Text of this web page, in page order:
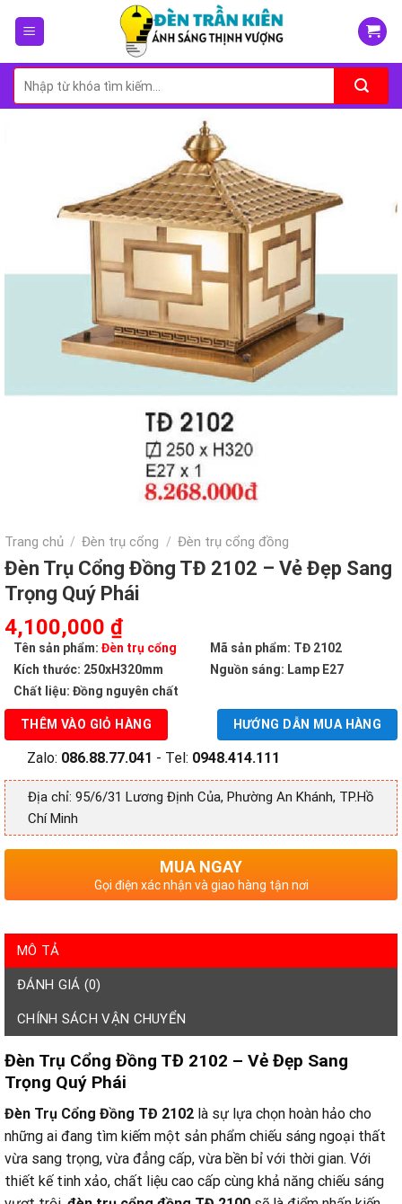
Tìm
kiếm:
Trang chủ / Đèn trụ cổng / Đèn trụ cổng đồng
Đèn Trụ Cổng Đồng TĐ 2102 – Vẻ Đẹp Sang
Trọng Quý Phái
Giá
gốc
là:
8,268,000 ₫.
4,100,000 ₫Giá
hiện
tại
là:
4,100,000 ₫.
Tên sản phẩm: Đèn trụ cổng
Mã sản phẩm: TĐ 2102
Kích thước: 250xH320mm
Nguồn sáng: Lamp E27
Chất liệu: Đồng nguyên chất
HƯỚNG DẪN MUA HÀNG
THÊM VÀO GIỎ HÀNG
Zalo: 086.88.77.041 - Tel: 0948.414.111
Địa chỉ: 95/6/31 Lương Định Của, Phường An Khánh, TP.Hồ
Chí Minh
MUA NGAY
Gọi điện xác nhận và giao hàng tận nơi
MÔ TẢ
ĐÁNH GIÁ (0)
CHÍNH SÁCH VẬN CHUYỂN
Đèn Trụ Cổng Đồng TĐ 2102 – Vẻ Đẹp Sang
Trọng Quý Phái
Đèn Trụ Cổng Đồng TĐ 2102 là sự lựa chọn hoàn hảo cho
những ai đang tìm kiếm một sản phẩm chiếu sáng ngoại thất
vừa sang trọng, vừa đẳng cấp, vừa bền bỉ với thời gian. Với
thiết kế tinh xảo, chất liệu cao cấp cùng khả năng chiếu sáng